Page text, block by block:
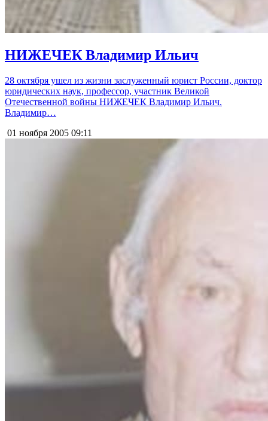
НИЖЕЧЕК Владимир Ильич
28 октября ушел из жизни заслуженный юрист России, доктор
юридических наук, профессор, участник Великой
Отечественной войны НИЖЕЧЕК Владимир Ильич.
Владимир…
01 ноября 2005 09:11